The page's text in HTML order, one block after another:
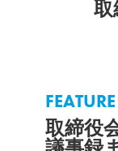
取
取締役